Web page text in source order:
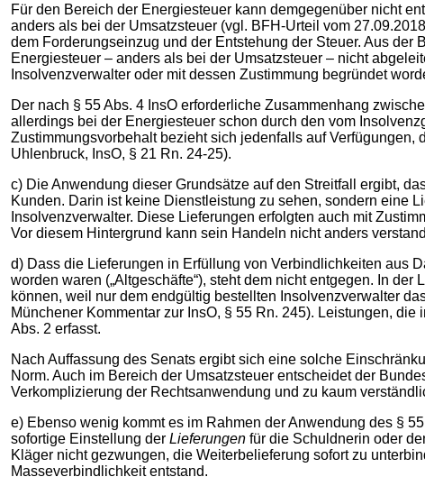
Für den Bereich der Energiesteuer kann demgegenüber nicht
anders als bei der Umsatzsteuer (vgl. BFH-Urteil vom
dem Forderungseinzug und der Entstehung der Steuer. Aus
Energiesteuer – anders als bei der Umsatzsteuer – nicht
Insolvenzverwalter oder mit dessen Zustimmung begründet
Der nach § 55 Abs. 4 InsO erforderliche Zusammenhang
allerdings bei der Energiesteuer schon durch den vom
Zustimmungsvorbehalt bezieht sich jedenfalls auf
Uhlenbruck, InsO, § 21 Rn. 24-25).
c) Die Anwendung dieser Grundsätze auf den Streitfall ergibt,
Kunden. Darin ist keine Dienstleistung zu sehen, sondern eine
Insolvenzverwalter. Diese Lieferungen erfolgten auch mit
Vor diesem Hintergrund kann sein Handeln nicht anders
d) Dass die Lieferungen in Erfüllung von Verbindlichkeiten aus
worden waren („Altgeschäfte“), steht dem nicht entgegen. In
können, weil nur dem endgültig bestellten Insolvenzverwalter
Münchener Kommentar zur InsO, § 55 Rn. 245). Leistungen,
Abs. 2 erfasst.
Nach Auffassung des Senats ergibt sich eine solche
Norm. Auch im Bereich der Umsatzsteuer entscheidet der
Verkomplizierung der Rechtsanwendung und zu kaum
e) Ebenso wenig kommt es im Rahmen der Anwendung des §
sofortige Einstellung der Lieferungen für die Schuldnerin oder
Kläger nicht gezwungen, die Weiterbelieferung sofort zu
Masseverbindlichkeit entstand.